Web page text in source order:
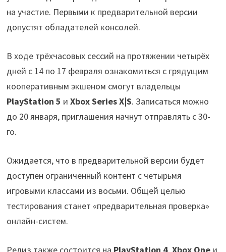
на участие. Первыми к предварительной версии
допустят обладателей консолей.
В ходе трёхчасовых сессий на протяжении четырёх
дней с 14 по 17 февраля ознакомиться с грядущим
кооперативным экшеном смогут владельцы
PlayStation 5 и Xbox Series X|S. Записаться можно
до 20 января, приглашения начнут отправлять с 30-
го.
Ожидается, что в предварительной версии будет
доступен ограниченный контент с четырьмя
игровыми классами из восьми. Общей целью
тестирования станет «предварительная проверка»
онлайн-систем.